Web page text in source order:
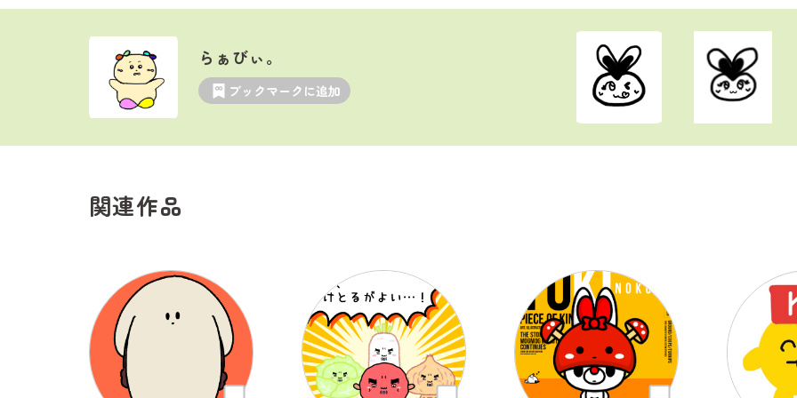
らぁびぃ。
ブックマークに追加
関連作品